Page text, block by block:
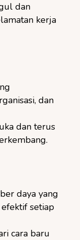
dan
kerja
dan
dan terus
daya yang
setiap
cara baru